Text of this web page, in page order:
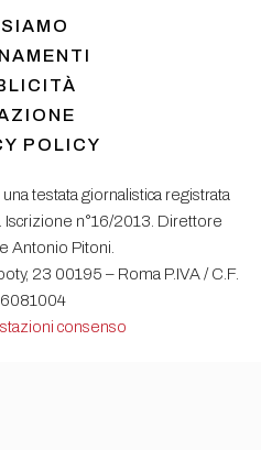
POLICY
testata giornalistica registrata
n°16/2013. Direttore
Antonio Pitoni.
23 00195 – Roma P.IVA / C.F.
consenso